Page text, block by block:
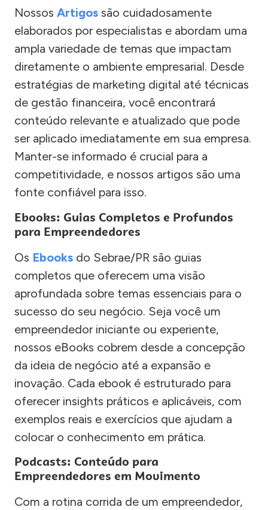
Nossos Artigos são cuidadosamente
elaborados por especialistas e abordam uma
ampla variedade de temas que impactam
diretamente o ambiente empresarial. Desde
estratégias de marketing digital até técnicas
de gestão financeira, você encontrará
conteúdo relevante e atualizado que pode
ser aplicado imediatamente em sua empresa.
Manter-se informado é crucial para a
competitividade, e nossos artigos são uma
fonte confiável para isso.
Ebooks: Guias Completos e Profundos
para Empreendedores
Os Ebooks do Sebrae/PR são guias
completos que oferecem uma visão
aprofundada sobre temas essenciais para o
sucesso do seu negócio. Seja você um
empreendedor iniciante ou experiente,
nossos eBooks cobrem desde a concepção
da ideia de negócio até a expansão e
inovação. Cada ebook é estruturado para
oferecer insights práticos e aplicáveis, com
exemplos reais e exercícios que ajudam a
colocar o conhecimento em prática.
Podcasts: Conteúdo para
Empreendedores em Movimento
Com a rotina corrida de um empreendedor,